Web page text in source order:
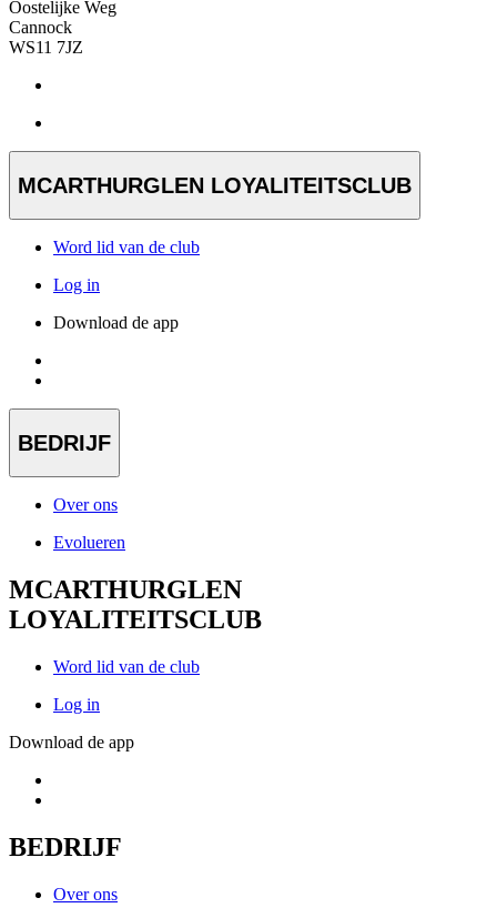
Oostelijke Weg
Cannock
WS11 7JZ
MCARTHURGLEN LOYALITEITSCLUB
Word lid van de club
Log in
Download de app
BEDRIJF
Over ons
Evolueren
MCARTHURGLEN
LOYALITEITSCLUB
Word lid van de club
Log in
Download de app
BEDRIJF
Over ons